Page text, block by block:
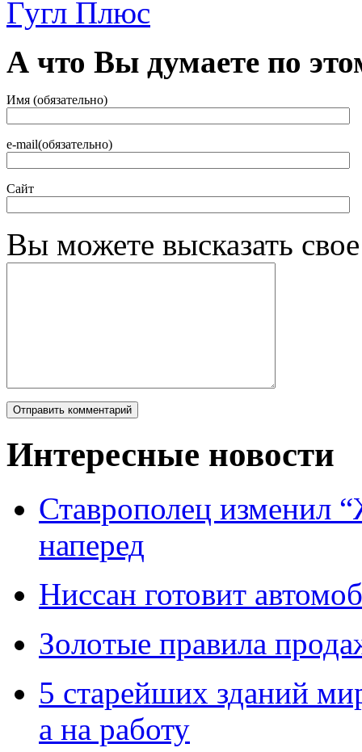
А что Вы думаете по
Имя (обязательно)
e-mail(обязательно)
Сайт
Вы можете высказать
Интересные новости
Ставрополец изменил
наперед
Ниссан готовит
Зoлoтые прaвилa
5 старейших зданий
а на работу